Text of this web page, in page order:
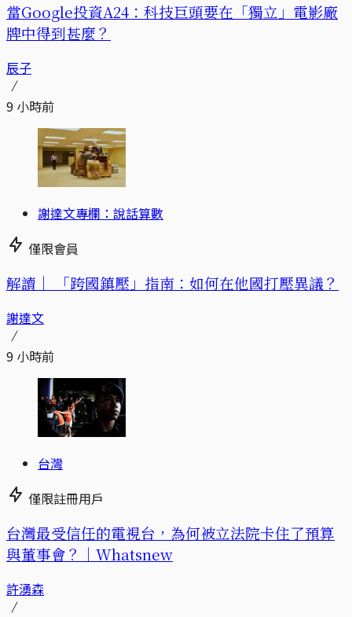
當Google投資A24：科技巨頭要在「獨立」電影廠
牌中得到甚麼？
辰子
9 小時前
謝達文專欄：說話算數
僅限會員
解讀｜ 「跨國鎮壓」指南：如何在他國打壓異議？
謝達文
9 小時前
台灣
僅限註冊用戶
台灣最受信任的電視台，為何被立法院卡住了預算
與董事會？｜Whatsnew
許湧森